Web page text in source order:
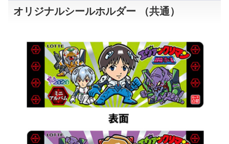
オリジナルシールホルダー （共通）